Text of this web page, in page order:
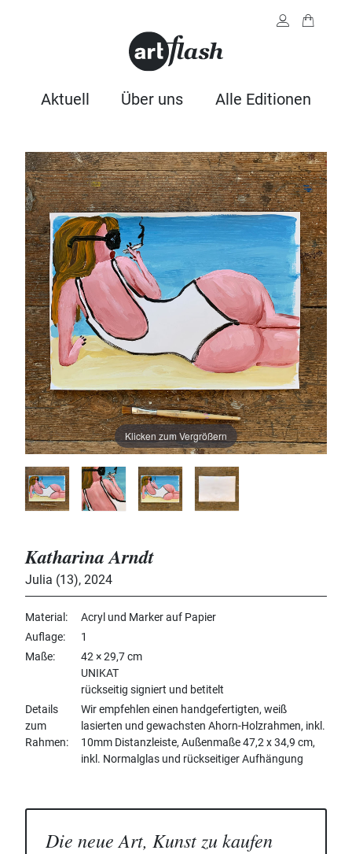
Aktuell Über uns Alle Editionen
Klicken zum Vergrößern
Katharina Arndt
Julia (13), 2024
Material
Acryl und Marker auf Papier
Auflage
1
Maße
42 × 29,7 cm
UNIKAT
rückseitig signiert und betitelt
Details
zum
Rahmen
Wir empfehlen einen handgefertigten, weiß
lasierten und gewachsten Ahorn-Holzrahmen, inkl.
10mm Distanzleiste, Außenmaße 47,2 x 34,9 cm,
inkl. Normalglas und rückseitiger Aufhängung
Die neue Art, Kunst zu kaufen